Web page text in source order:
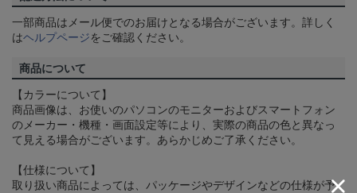
一部商品はメール便でのお届けとなる場合がございます。詳しく
はヘルプページをご確認ください。
商品について
【カラーについて】
商品画像は、お使いのパソコンのモニターおよびスマートフォン
のメーカー・機種・画面設定等により、実際の商品の色と異なっ
て見える場合がございます。あらかじめご了承ください。
【仕様について】
取り扱い商品によっては、パッケージやデザインなどの仕様が予